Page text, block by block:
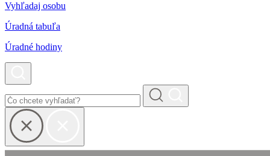
Vyhľadaj osobu
Úradná tabuľa
Úradné hodiny